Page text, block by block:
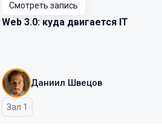
Смотреть запись
Web 3.0: куда двигается IT
Даниил Швецов
Зал 1